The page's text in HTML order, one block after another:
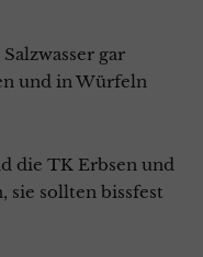
gar
und in Würfeln
die TK Erbsen und
sie sollten bissfest